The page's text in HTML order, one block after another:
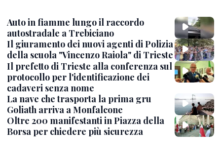
Auto in fiamme lungo il raccordo
autostradale a Trebiciano
Il giuramento dei nuovi agenti di Polizia
della scuola "Vincenzo Raiola" di Trieste
Il prefetto di Trieste alla conferenza sul
protocollo per l'identificazione dei
cadaveri senza nome
La nave che trasporta la prima gru
Goliath arriva a Monfalcone
Oltre 200 manifestanti in Piazza della
Borsa per chiedere più sicurezza